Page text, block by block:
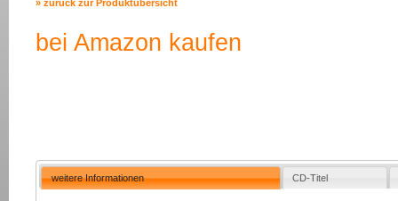
» zurück zur Produktübersicht
bei Amazon kaufen
weitere Informationen CD-Titel